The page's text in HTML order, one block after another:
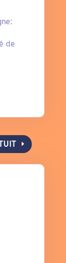
de